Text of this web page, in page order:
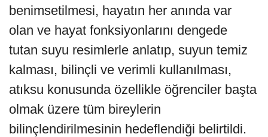
benimsetilmesi, hayatın her anında var
olan ve hayat fonksiyonlarını dengede
tutan suyu resimlerle anlatıp, suyun temiz
kalması, bilinçli ve verimli kullanılması,
atıksu konusunda özellikle öğrenciler başta
olmak üzere tüm bireylerin
bilinçlendirilmesinin hedeflendiği belirtildi.